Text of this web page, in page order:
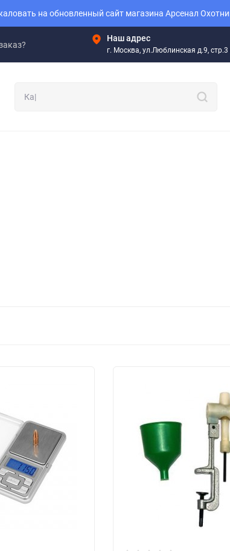
на обновленный сайт магазина Арсенал
Наш адрес
г. Москва, ул.Люблинская д.9,